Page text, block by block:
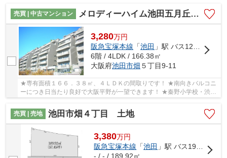
売買 | 中古マンション
メロディーハイム池田五月丘ヒルズビュー
3,280万円
阪急宝塚本線 「池田 」駅 バス12分 「東畑」 停歩2分
6階 / 4LDK / 166.38㎡
大阪府池田市畑 ５丁目9-11
★専有面積１６６．３８㎡、４ＬＤＫの間取りです！ ★南向きバルコニ
ーにつき日当たり良好で大阪平野が一望できます！ ★秦野小学校・渋谷
売買 | 売地
池田市畑４丁目 土地
3,380万円
阪急宝塚本線 「池田 」駅 バス19分 「畑（池田市）」 停歩1分
- / - / 189.92㎡